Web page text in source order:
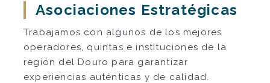
Asociaciones Estratégicas
Trabajamos con algunos de los mejores
operadores, quintas e instituciones de la
región del Douro para garantizar
experiencias auténticas y de calidad.